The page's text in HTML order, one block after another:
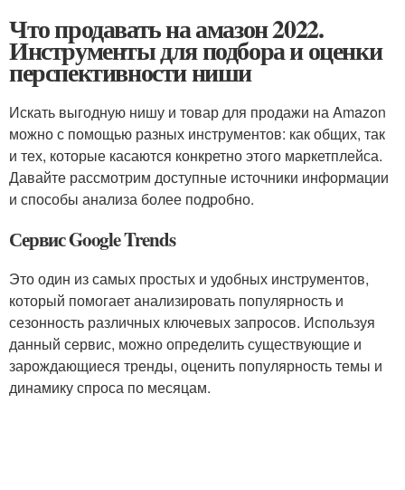
Что продавать на амазон 2022.
Инструменты для подбора и оценки
перспективности ниши
Искать выгодную нишу и товар для продажи на Amazon
можно с помощью разных инструментов: как общих, так
и тех, которые касаются конкретно этого маркетплейса.
Давайте рассмотрим доступные источники информации
и способы анализа более подробно.
Сервис Google Trends
Это один из самых простых и удобных инструментов,
который помогает анализировать популярность и
сезонность различных ключевых запросов. Используя
данный сервис, можно определить существующие и
зарождающиеся тренды, оценить популярность темы и
динамику спроса по месяцам.